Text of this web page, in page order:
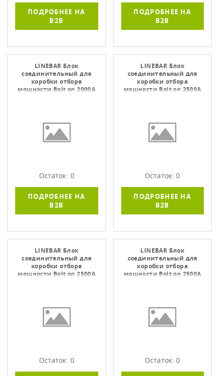
ПОДРОБНЕЕ НА
B2B
ПОДРОБНЕЕ НА
B2B
LINEBAR Блок
соединительный для
коробки отбора
мощности Bolt on 2000А
Остаток: 0
ПОДРОБНЕЕ НА
B2B
LINEBAR Блок
соединительный для
коробки отбора
мощности Bolt on 2500А
Остаток: 0
ПОДРОБНЕЕ НА
B2B
LINEBAR Блок
соединительный для
коробки отбора
мощности Bolt on 2500А
Остаток: 0
LINEBAR Блок
соединительный для
коробки отбора
мощности Bolt on 2500А
Остаток: 0